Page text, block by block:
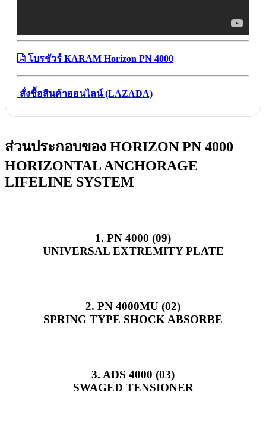
โบรชัวร์ KARAM Horizon PN 4000
สั่งซื้อสินค้าออนไลน์ (LAZADA)
ส่วนประกอบของ HORIZON PN 4000
HORIZONTAL ANCHORAGE
LIFELINE SYSTEM
1. PN 4000 (09)
UNIVERSAL EXTREMITY PLATE
2. PN 4000MU (02)
SPRING TYPE SHOCK ABSORBE
3. ADS 4000 (03)
SWAGED TENSIONER